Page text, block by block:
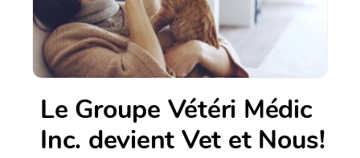
Le Groupe Vétéri Médic
Inc. devient Vet et Nous!